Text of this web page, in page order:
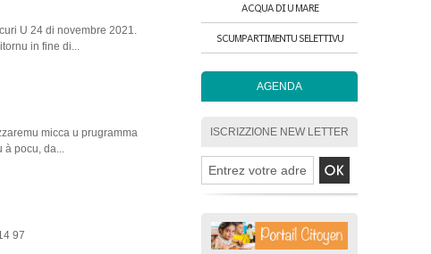
U 24 di novembre 2021.
in fine di...
micca u prugramma
à pocu, da...
97
ACQUA DI U MARE
SCUMPARTIMENTU SELETTIVU
AGENDA
ISCRIZZIONE NEW LETTER